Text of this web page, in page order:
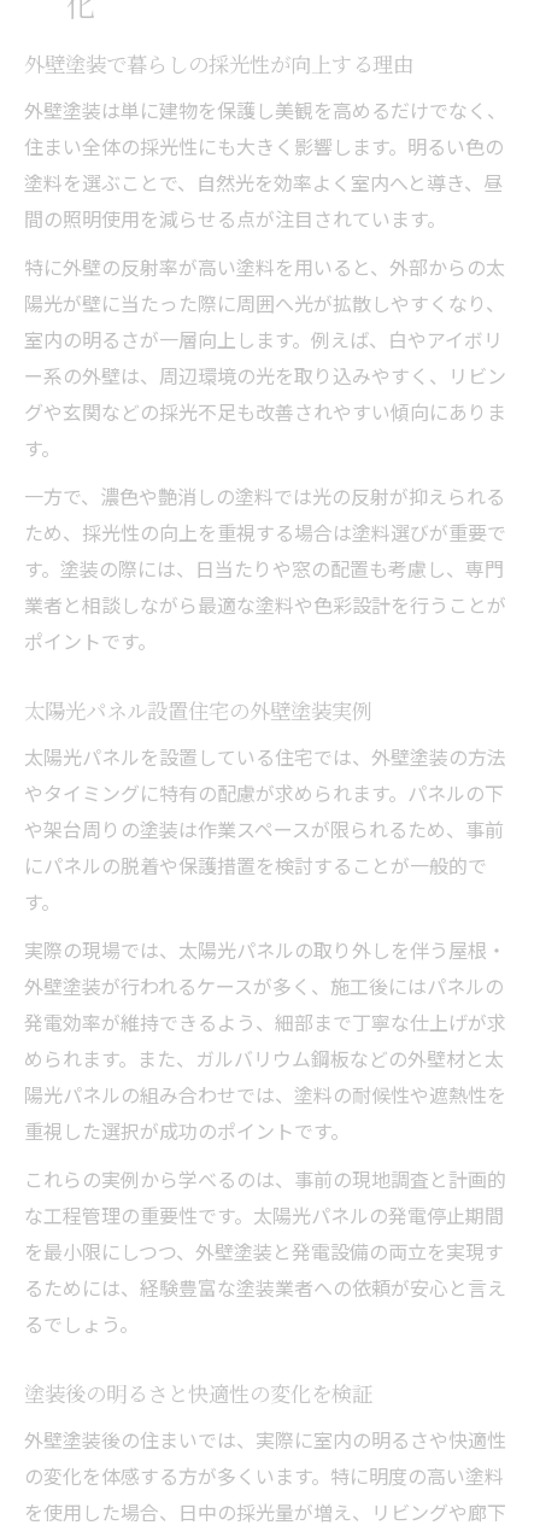
外壁塗装で暮らしの採光性が向上する理由
外壁塗装は単に建物を保護し美観を高めるだけでなく、
住まい全体の採光性にも大きく影響します。明るい色の
塗料を選ぶことで、自然光を効率よく室内へと導き、昼
間の照明使用を減らせる点が注目されています。
特に外壁の反射率が高い塗料を用いると、外部からの太
陽光が壁に当たった際に周囲へ光が拡散しやすくなり、
室内の明るさが一層向上します。例えば、白やアイボリ
ー系の外壁は、周辺環境の光を取り込みやすく、リビン
グや玄関などの採光不足も改善されやすい傾向にありま
す。
一方で、濃色や艶消しの塗料では光の反射が抑えられる
ため、採光性の向上を重視する場合は塗料選びが重要で
す。塗装の際には、日当たりや窓の配置も考慮し、専門
業者と相談しながら最適な塗料や色彩設計を行うことが
ポイントです。
太陽光パネル設置住宅の外壁塗装実例
太陽光パネルを設置している住宅では、外壁塗装の方法
やタイミングに特有の配慮が求められます。パネルの下
や架台周りの塗装は作業スペースが限られるため、事前
にパネルの脱着や保護措置を検討することが一般的で
す。
実際の現場では、太陽光パネルの取り外しを伴う屋根・
外壁塗装が行われるケースが多く、施工後にはパネルの
発電効率が維持できるよう、細部まで丁寧な仕上げが求
められます。また、ガルバリウム鋼板などの外壁材と太
陽光パネルの組み合わせでは、塗料の耐候性や遮熱性を
重視した選択が成功のポイントです。
これらの実例から学べるのは、事前の現地調査と計画的
な工程管理の重要性です。太陽光パネルの発電停止期間
を最小限にしつつ、外壁塗装と発電設備の両立を実現す
るためには、経験豊富な塗装業者への依頼が安心と言え
るでしょう。
塗装後の明るさと快適性の変化を検証
外壁塗装後の住まいでは、実際に室内の明るさや快適性
の変化を体感する方が多くいます。特に明度の高い塗料
を使用した場合、日中の採光量が増え、リビングや廊下